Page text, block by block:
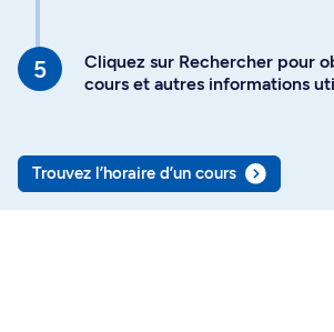
Cliquez sur Rechercher pour
cours et autres informations
Trouvez l’horaire d’un cours